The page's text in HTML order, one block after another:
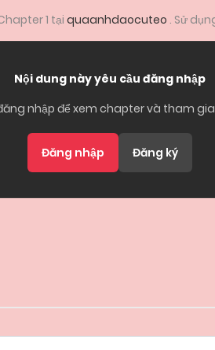
1 tại quaanhdaocuteo . Sử
Nội dung này yêu cầu đăng nhập
nhập để xem chapter và tham
Đăng nhập Đăng ký